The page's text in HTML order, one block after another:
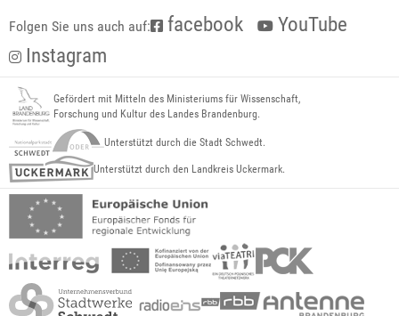
Folgen Sie uns auch auf: facebook
YouTube
Instagram
Gefördert mit Mitteln des Ministeriums für Wissenschaft,
Forschung und Kultur des Landes Brandenburg.
Unterstützt durch die Stadt Schwedt.
Unterstützt durch den Landkreis Uckermark.